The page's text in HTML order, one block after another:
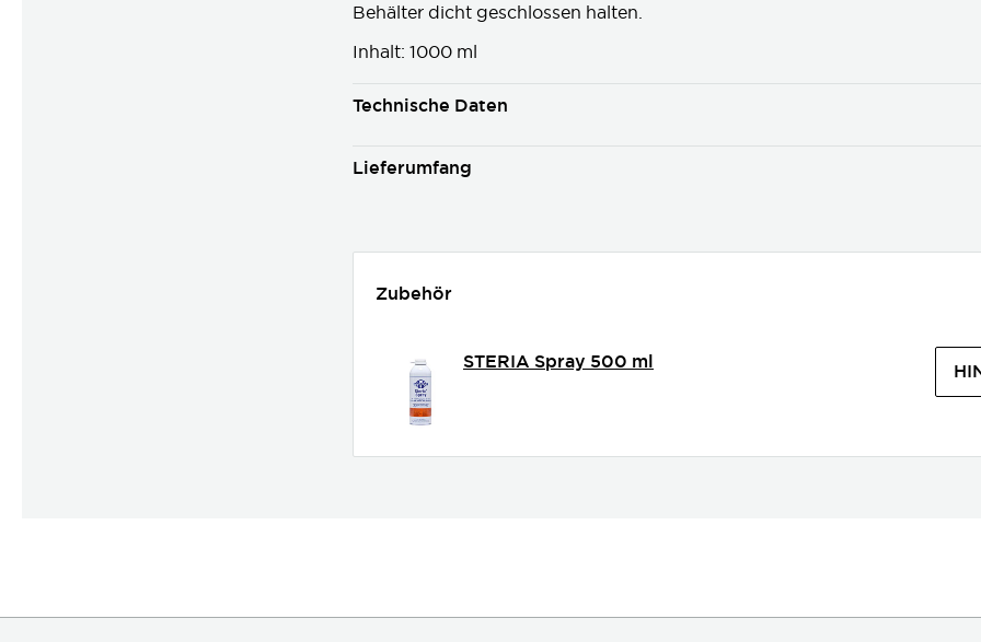
Behälter dicht geschlossen halten.
Inhalt: 1000 ml
Technische Daten
Lieferumfang
Zubehör
STERIA Spray 500 ml